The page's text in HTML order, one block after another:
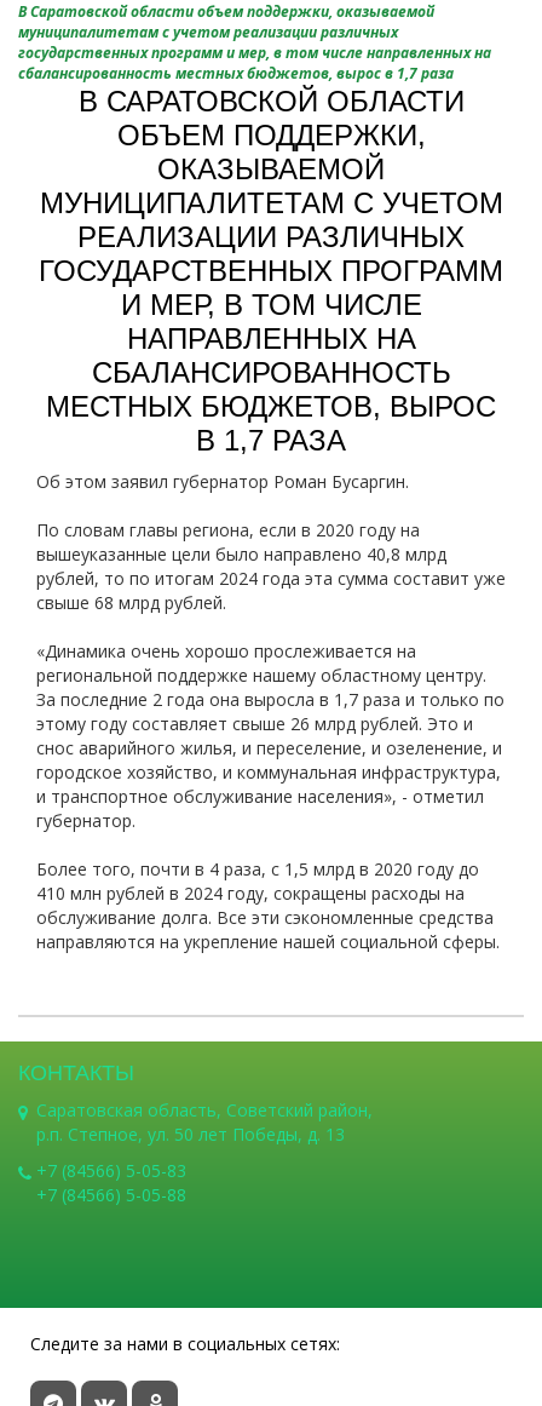
В Саратовской области объем поддержки, оказываемой
муниципалитетам с учетом реализации различных
государственных программ и мер, в том числе направленных на
сбалансированность местных бюджетов, вырос в 1,7 раза
В САРАТОВСКОЙ ОБЛАСТИ
ОБЪЕМ ПОДДЕРЖКИ,
ОКАЗЫВАЕМОЙ
МУНИЦИПАЛИТЕТАМ С УЧЕТОМ
РЕАЛИЗАЦИИ РАЗЛИЧНЫХ
ГОСУДАРСТВЕННЫХ ПРОГРАММ
И МЕР, В ТОМ ЧИСЛЕ
НАПРАВЛЕННЫХ НА
СБАЛАНСИРОВАННОСТЬ
МЕСТНЫХ БЮДЖЕТОВ, ВЫРОС
В 1,7 РАЗА
Об этом заявил губернатор Роман Бусаргин.
По словам главы региона, если в 2020 году на
вышеуказанные цели было направлено 40,8 млрд
рублей, то по итогам 2024 года эта сумма составит уже
свыше 68 млрд рублей.
«Динамика очень хорошо прослеживается на
региональной поддержке нашему областному центру.
За последние 2 года она выросла в 1,7 раза и только по
этому году составляет свыше 26 млрд рублей. Это и
снос аварийного жилья, и переселение, и озеленение, и
городское хозяйство, и коммунальная инфраструктура,
и транспортное обслуживание населения», - отметил
губернатор.
Более того, почти в 4 раза, с 1,5 млрд в 2020 году до
410 млн рублей в 2024 году, сокращены расходы на
обслуживание долга. Все эти сэкономленные средства
направляются на укрепление нашей социальной сферы.
КОНТАКТЫ
Саратовская область, Советский район,
р.п. Степное, ул. 50 лет Победы, д. 13
+7 (84566) 5-05-83
+7 (84566) 5-05-88
Следите за нами в социальных сетях: